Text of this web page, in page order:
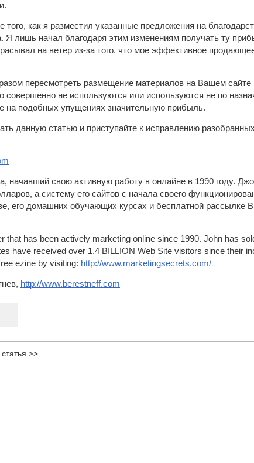
того, как я разместил указанные предложения на
Я лишь начал благодаря этим изменениям получать ту
на ветер из-за того, что мое эффективное
пересмотреть размещение материалов на Вашем сайте
совершенно не используются или используются не по
на подобных упущениях значительную прибыль.
данную статью и приступайте к исправлению
начавший свою активную работу в онлайне в 1990 году.
а систему его сайтов с начала своего
его домашних обучающих курсах и бесплатной рассылке
that has been actively marketing online since 1990. John has
have received over 1.4 BILLION Web Site visitors since their
ezine by visiting: http://www.marketingsecrets.com/
http://www.berestneff.com
>>